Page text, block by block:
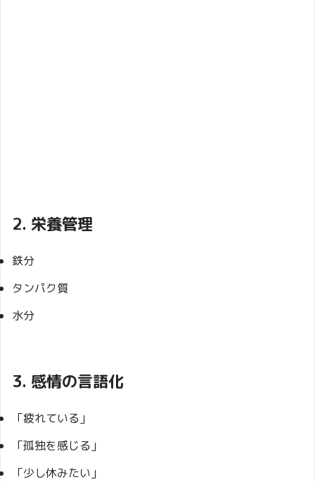
2. 栄養管理
鉄分
タンパク質
水分
3. 感情の言語化
「疲れている」
「孤独を感じる」
「少し休みたい」